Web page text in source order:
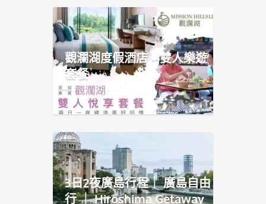
觀瀾湖度假酒店 • 雙人樂遊
套餐
3日2夜廣島行程｜ 廣島自由
行 ｜ Hiroshima Getaway